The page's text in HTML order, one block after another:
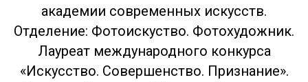
академии современных искусств.
Отделение: Фотоискуство. Фотохудожник.
Лауреат международного конкурса
«Искусство. Совершенство. Признание».